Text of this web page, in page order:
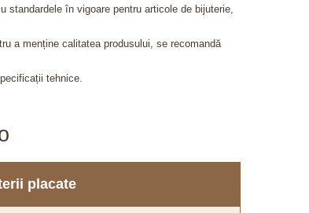
standardele în vigoare pentru articole de bijuterie,
a menține calitatea produsului, se recomandă
tehnice.
placate